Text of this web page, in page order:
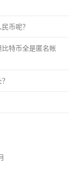
币呢？
特币全是匿名帐